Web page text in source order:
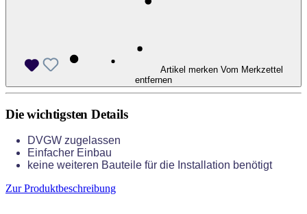
Artikel merken Vom Merkzettel
entfernen
Die wichtigsten Details
DVGW zugelassen
Einfacher Einbau
keine weiteren Bauteile für die Installation benötigt
Zur Produktbeschreibung